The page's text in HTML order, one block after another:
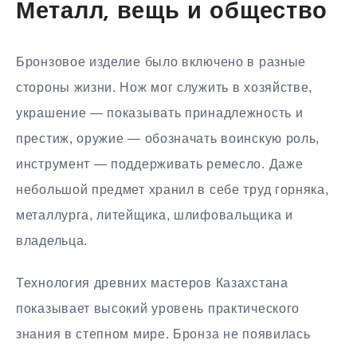
Металл, вещь и общество
Бронзовое изделие было включено в разные
стороны жизни. Нож мог служить в хозяйстве,
украшение — показывать принадлежность и
престиж, оружие — обозначать воинскую роль,
инструмент — поддерживать ремесло. Даже
небольшой предмет хранил в себе труд горняка,
металлурга, литейщика, шлифовальщика и
владельца.
Технология древних мастеров Казахстана
показывает высокий уровень практического
знания в степном мире. Бронза не появилась